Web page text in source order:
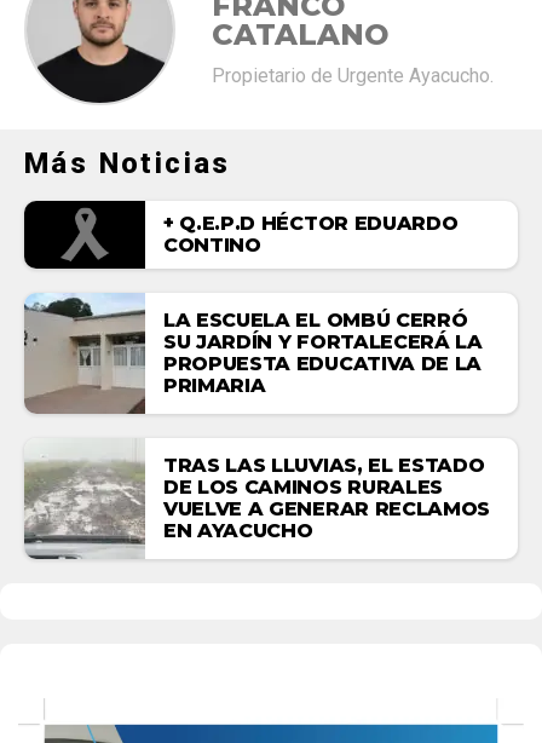
CATALANO
Propietario de Urgente Ayacucho.
Más Noticias
+ Q.E.P.D HÉCTOR EDUARDO
CONTINO
LA ESCUELA EL OMBÚ CERRÓ
SU JARDÍN Y FORTALECERÁ LA
PROPUESTA EDUCATIVA DE LA
PRIMARIA
TRAS LAS LLUVIAS, EL ESTADO
DE LOS CAMINOS RURALES
VUELVE A GENERAR RECLAMOS
EN AYACUCHO